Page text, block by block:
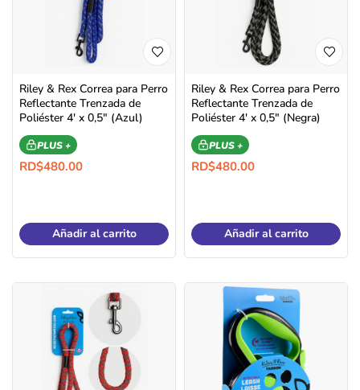
Riley & Rex Correa para Perro
Reflectante Trenzada de
Poliéster 4′ x 0,5″ (Azul)
PLUS +
RD$480.00
Añadir al carrito
Riley & Rex Correa para Perro
Reflectante Trenzada de
Poliéster 4′ x 0,5″ (Negra)
PLUS +
RD$480.00
Añadir al carrito